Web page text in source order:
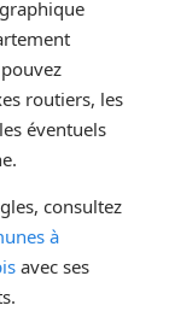
routiers, les
éventuels
consultez
à
avec ses